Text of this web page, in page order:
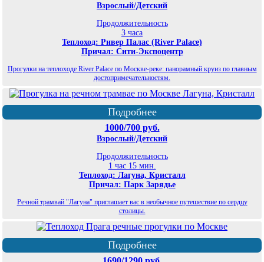
Взрослый/Детский
Продолжительность
3 часа
Теплоход: Ривер Палас (River Palace)
Причал: Сити-Экспоцентр
Прогулки на теплоходе River Palace по Москве-реке: панорамный круиз по главным
достопримечательностям.
Подробнее
1000/700 руб.
Взрослый/Детский
Продолжительность
1 час 15 мин.
Теплоход: Лагуна, Кристалл
Причал: Парк Зарядье
Речной трамвай "Лагуна" приглашает вас в необычное путешествие по сердцу
столицы.
Подробнее